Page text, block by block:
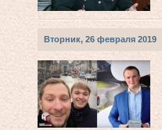
Вторник, 26 февраля 2019